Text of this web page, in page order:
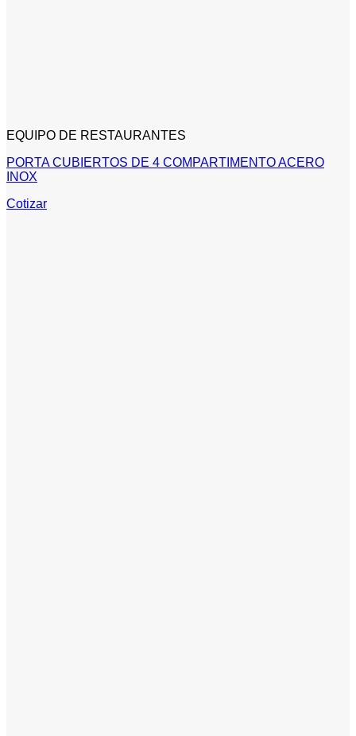
EQUIPO DE RESTAURANTES
PORTA CUBIERTOS DE 4 COMPARTIMENTO ACERO
INOX
Cotizar